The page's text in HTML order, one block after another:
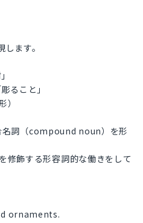
ます。
ること」
）
名詞（compound noun）を形
飾する形容詞的な働きをして
ornaments.